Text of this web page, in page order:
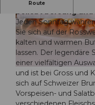
© UNESCO Biosphäre Entlebuch / Laila
© UNESCO Biosphäre Entlebuch / Laila
|CC-BY-
Route
beliebt bei Jung und
Jeden Sonntag
Sie sich auf der
kalten und warmen
lassen. Der
einer vielfältigen
und ist bei Gross und
sich auf Schweizer
Vorspeisen- und